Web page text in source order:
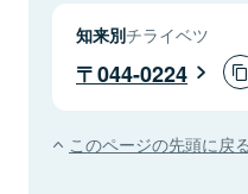
知来別チライベツ
044-0224
このページの先頭に戻る